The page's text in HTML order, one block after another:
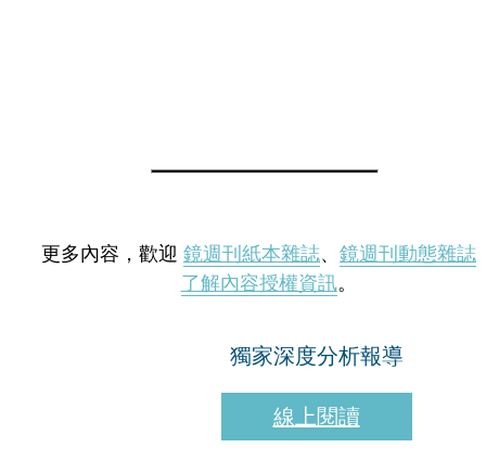
更多內容，歡迎 鏡週刊紙本雜誌、 鏡週刊動態雜誌
了解內容授權資訊。
獨家深度分析報導
線上閱讀